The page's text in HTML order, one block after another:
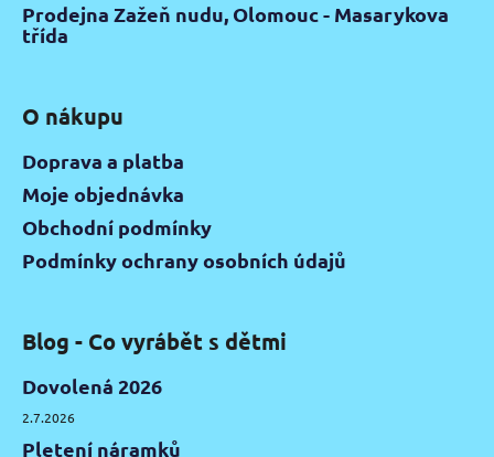
Prodejna Zažeň nudu, Olomouc - Masarykova
třída
O nákupu
Doprava a platba
Moje objednávka
Obchodní podmínky
Podmínky ochrany osobních údajů
Blog - Co vyrábět s dětmi
Dovolená 2026
2.7.2026
Pletení náramků